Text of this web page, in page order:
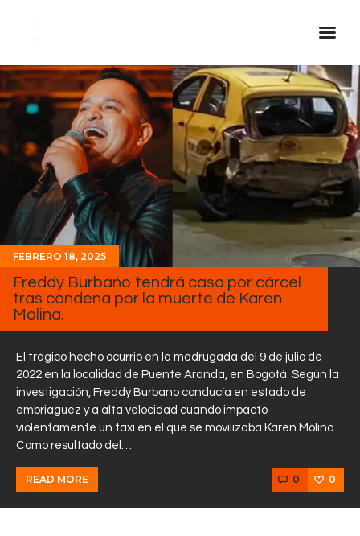
Inicio Real FM
Streaming
En Vivo
Descarga La APP
Programas
Noticias
Equipo
Sobre Nosotros
FEBRERO 18, 2025
Freddy Burbano tendrá casa por cárcel
tras condena por la muerte de Karen
Molina.
El trágico hecho ocurrió en la madrugada del 9 de julio de
2022 en la localidad de Puente Aranda, en Bogotá. Según la
investigación, Freddy Burbano conducía en estado de
embriaguez y a alta velocidad cuando impactó
violentamente un taxi en el que se movilizaba Karen Molina.
Como resultado del…
READ MORE 0 0